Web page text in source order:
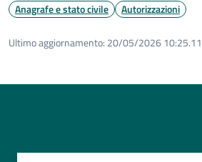
Anagrafe e stato civile Autorizzazioni
Ultimo aggiornamento: 20/05/2026 10:25.11